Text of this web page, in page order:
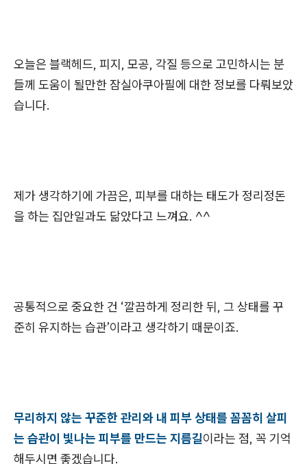
오늘은 블랙헤드, 피지, 모공, 각질 등으로 고민하시는 분
들께 도움이 될만한 잠실아쿠아필에 대한 정보를 다뤄보았
습니다.
제가 생각하기에 가끔은, 피부를 대하는 태도가 정리정돈
을 하는 집안일과도 닮았다고 느껴요. ^^
공통적으로 중요한 건 ‘깔끔하게 정리한 뒤, 그 상태를 꾸
준히 유지하는 습관’이라고 생각하기 때문이죠.
무리하지 않는 꾸준한 관리와 내 피부 상태를 꼼꼼히 살피
는 습관이 빛나는 피부를 만드는 지름길이라는 점, 꼭 기억
해두시면 좋겠습니다.